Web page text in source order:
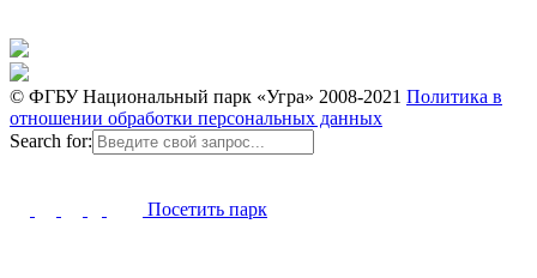
© ФГБУ Национальный парк «Угра» 2008-2021 Политика в
отношении обработки персональных данных
Search for:
Посетить парк